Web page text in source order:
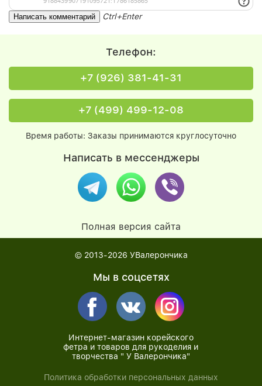
Ctrl+Enter
Телефон:
+7 (926) 381-41-31
+7 (499) 499-12-08
Время работы: Заказы принимаются круглосуточно
Написать в мессенджеры
Полная версия сайта
© 2013-2026 УВалерончика
Мы в соцсетях
Интернет-магазин корейского
фетра и товаров для рукоделия и
творчества " У Валерончика"
Политика обработки персональных данных